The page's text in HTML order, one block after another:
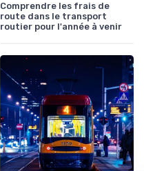
Comprendre les frais de
route dans le transport
routier pour l'année à venir